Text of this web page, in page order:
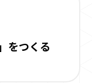
をつくる